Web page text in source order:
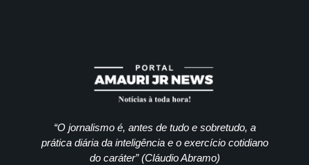
“O jornalismo é, antes de tudo e sobretudo, a
prática diária da inteligência e o exercício cotidiano
do caráter” (Cláudio Abramo)